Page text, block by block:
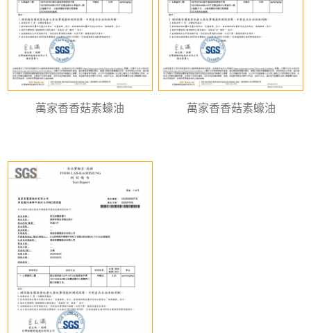
萬家香香菇素蠔油 萬家香香菇素蠔油